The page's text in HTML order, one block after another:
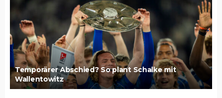
Temporärer Abschied? So plant Schalke mit
Wallentowitz